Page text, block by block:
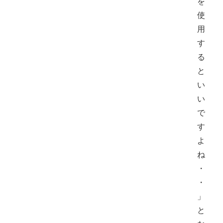
使
用
す
る
と
い
い
で
す
よ
ね
・
・
」
と